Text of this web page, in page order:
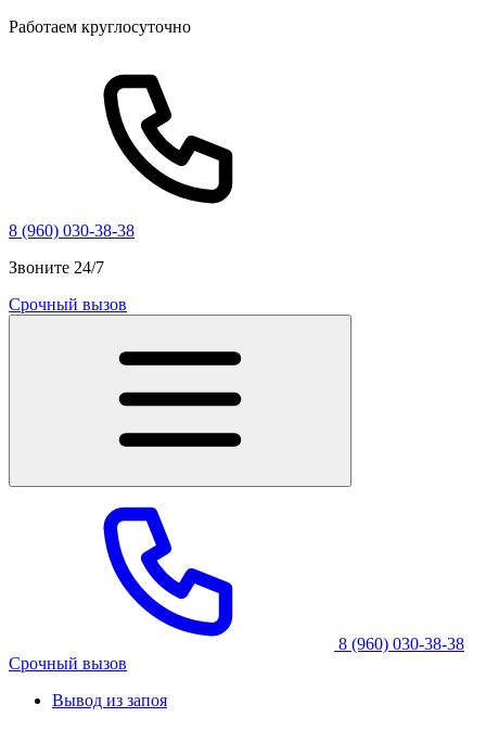
Работаем круглосуточно
8 (960) 030-38-38
Звоните 24/7
Срочный вызов
8 (960) 030-38-38
Срочный вызов
Вывод из запоя